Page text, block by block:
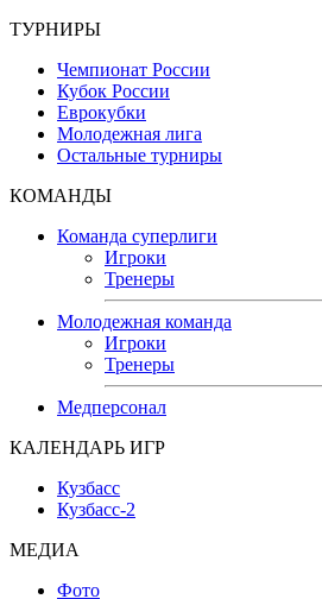
ТУРНИРЫ
Чемпионат России
Кубок России
Еврокубки
Молодежная лига
Остальные турниры
КОМАНДЫ
Команда суперлиги
Игроки
Тренеры
Молодежная команда
Игроки
Тренеры
Медперсонал
КАЛЕНДАРЬ ИГР
Кузбасс
Кузбасс-2
МЕДИА
Фото